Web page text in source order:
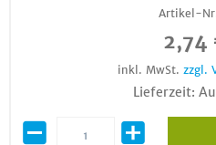
Artikel-
2,74
inkl. MwSt. zzgl.
Lieferzeit: